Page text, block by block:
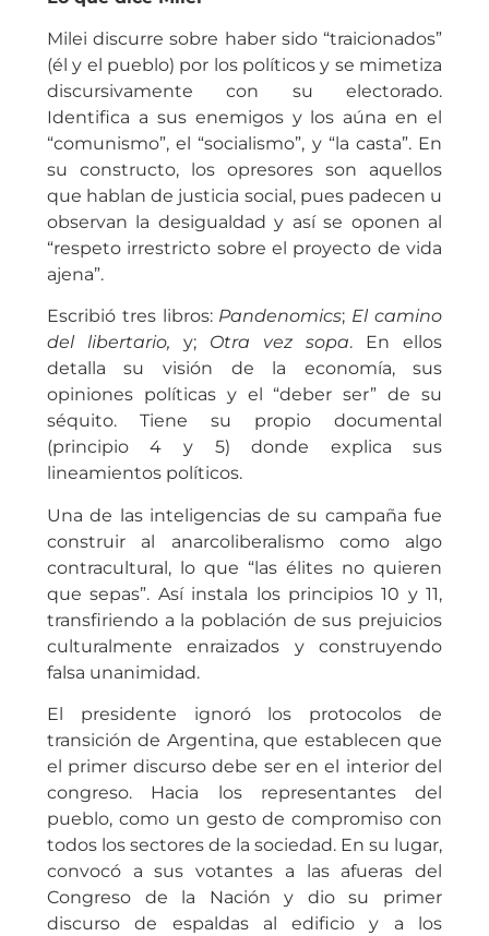
Milei discurre sobre haber sido “traicionados”
(él y el pueblo) por los políticos y se mimetiza
discursivamente con su electorado.
Identifica a sus enemigos y los aúna en el
“comunismo”, el “socialismo”, y “la casta”. En
su constructo, los opresores son aquellos
que hablan de justicia social, pues padecen u
observan la desigualdad y así se oponen al
“respeto irrestricto sobre el proyecto de vida
ajena”.
Escribió tres libros: Pandenomics; El camino
del libertario, y; Otra vez sopa. En ellos
detalla su visión de la economía, sus
opiniones políticas y el “deber ser” de su
séquito. Tiene su propio documental
(principio 4 y 5) donde explica sus
lineamientos políticos.
Una de las inteligencias de su campaña fue
construir al anarcoliberalismo como algo
contracultural, lo que “las élites no quieren
que sepas”. Así instala los principios 10 y 11,
transfiriendo a la población de sus prejuicios
culturalmente enraizados y construyendo
falsa unanimidad.
El presidente ignoró los protocolos de
transición de Argentina, que establecen que
el primer discurso debe ser en el interior del
congreso. Hacia los representantes del
pueblo, como un gesto de compromiso con
todos los sectores de la sociedad. En su lugar,
convocó a sus votantes a las afueras del
Congreso de la Nación y dio su primer
discurso de espaldas al edificio y a los